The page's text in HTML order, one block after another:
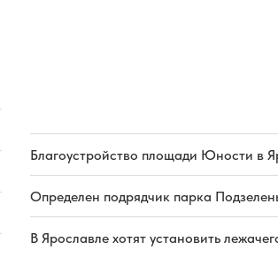
Благоустройство площади Юности в
Определен подрядчик парка
В Ярославле хотят установить